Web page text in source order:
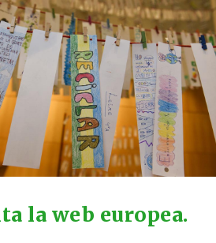
la web europea.